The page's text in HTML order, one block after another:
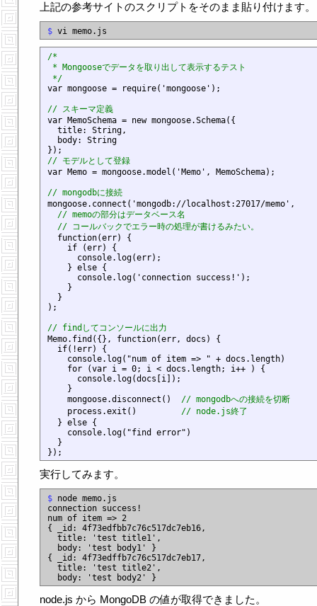
上記の参考サイトのスクリプトをそのまま貼り付けます。
$
/*
* Mongooseでデータを取り出して表示するテスト
*/
var mongoose = require('mongoose');
// スキーマ定義
var MemoSchema = new mongoose.Schema({
  title: String,
  body: String
// モデルとして登録
var Memo = mongoose.model('Memo', MemoSchema);
// mongodbに接続
mongoose.connect('mongodb://localhost:27017/memo',
// memoの部分はデータベース名
// コールバックでエラー時の処理が書けるみたい。
  function(err) {
    if (err) {
      console.log(err);
    } else {
      console.log('connection success!');
    }
  }
);
// findしてコンソールに出力
Memo.find({}, function(err, docs) {
  if(!err) {
    console.log("num of item => " + docs.length)
    for (var i = 0; i < docs.length; i++ ) {
      console.log(docs[i]);
    }
    mongoose.disconnect()
// mongodbへの接続を切断
    process.exit()
// node.js終了
  } else {
    console.log("find error")
  }
実行してみます。
$ node memo.js
connection success!
num of item => 2
{ _id: 4f73edfbb7c76c517dc7eb16,
  title: 'test title1',
  body: 'test body1' }
{ _id: 4f73edffb7c76c517dc7eb17,
  title: 'test title2',
node.js から MongoDB の値が取得できました。